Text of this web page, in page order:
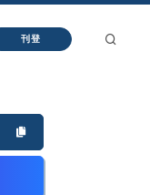
刊登